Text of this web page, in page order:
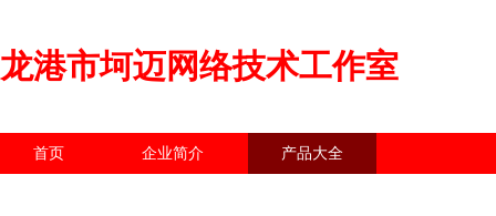
龙港市坷迈网络技术工作室
首页 企业简介 产品大全